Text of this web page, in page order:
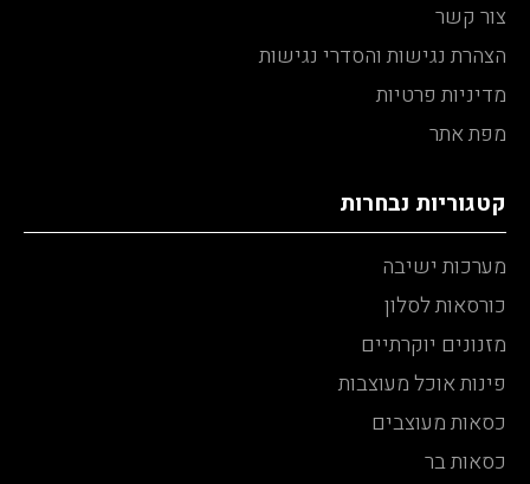
צור קשר
הצהרת נגישות והסדרי נגישות
מדיניות פרטיות
מפת אתר
קטגוריות נבחרות
מערכות ישיבה
כורסאות לסלון
מזנונים יוקרתיים
פינות אוכל מעוצבות
כסאות מעוצבים
כסאות בר